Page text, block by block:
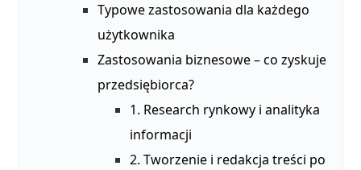
Typowe zastosowania dla każdego
użytkownika
Zastosowania biznesowe – co zyskuje
przedsiębiorca?
1. Research rynkowy i analityka
informacji
2. Tworzenie i redakcja treści po